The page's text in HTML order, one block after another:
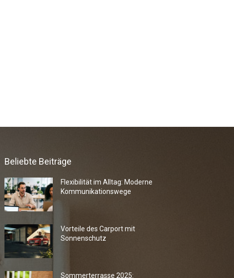
Beliebte Beiträge
Flexibilität im Alltag: Moderne
Kommunikationswege
Vorteile des Carport mit
Sonnenschutz
Sommerterrasse 2025: